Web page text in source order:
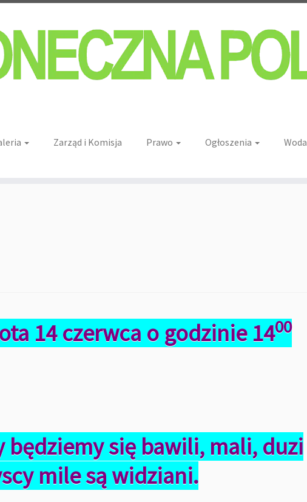
Zarząd i Komisja Prawo Ogłoszenia
Woda
14 czerwca o godzinie 1400
będziemy się bawili, mali, duzi
mile są widziani.